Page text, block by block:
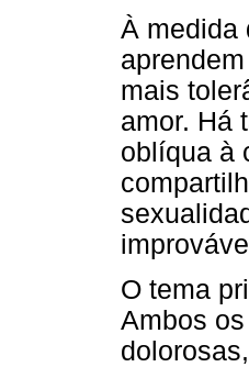
À medida
mais
amor. Há
oblíqua à
O tema
Ambos